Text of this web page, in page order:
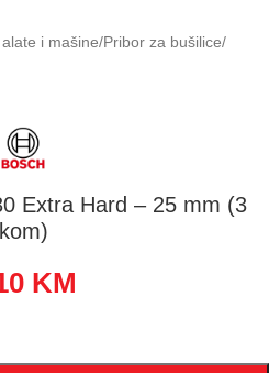
i mašine/Pribor za bušilice/
Extra Hard – 25 mm (3
kom)
KM